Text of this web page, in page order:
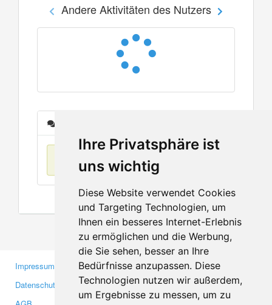
Ihre Privatsphäre ist
uns wichtig
Diese Website verwendet Cookies
und Targeting Technologien, um
Ihnen ein besseres Internet-Erlebnis
zu ermöglichen und die Werbung,
die Sie sehen, besser an Ihre
Bedürfnisse anzupassen. Diese
Technologien nutzen wir außerdem,
um Ergebnisse zu messen, um zu
Andere Aktivitäten des Nutzers
Keine Einträge
Impressum
Datenschutzerklärung
Gewerbetreibende
Investoren